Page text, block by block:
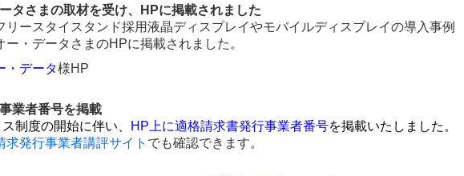
タさまの取材を受け、HPに掲載されました
リースタイスタンド採用液晶ディスプレイやモバイルディスプレイの導入事例
・データさまのHPに掲載されました。
・データ様HP
業者番号を掲載
制度の開始に伴い、
HP上に適格請求書発行事業者番号を掲載いたしました。
求発行事業者講評サイト でも確認できます。